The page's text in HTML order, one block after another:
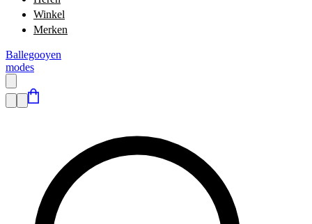
Winkel
Merken
Ballegooyen
modes